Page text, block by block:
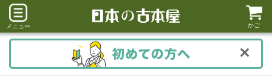
メニュー かご